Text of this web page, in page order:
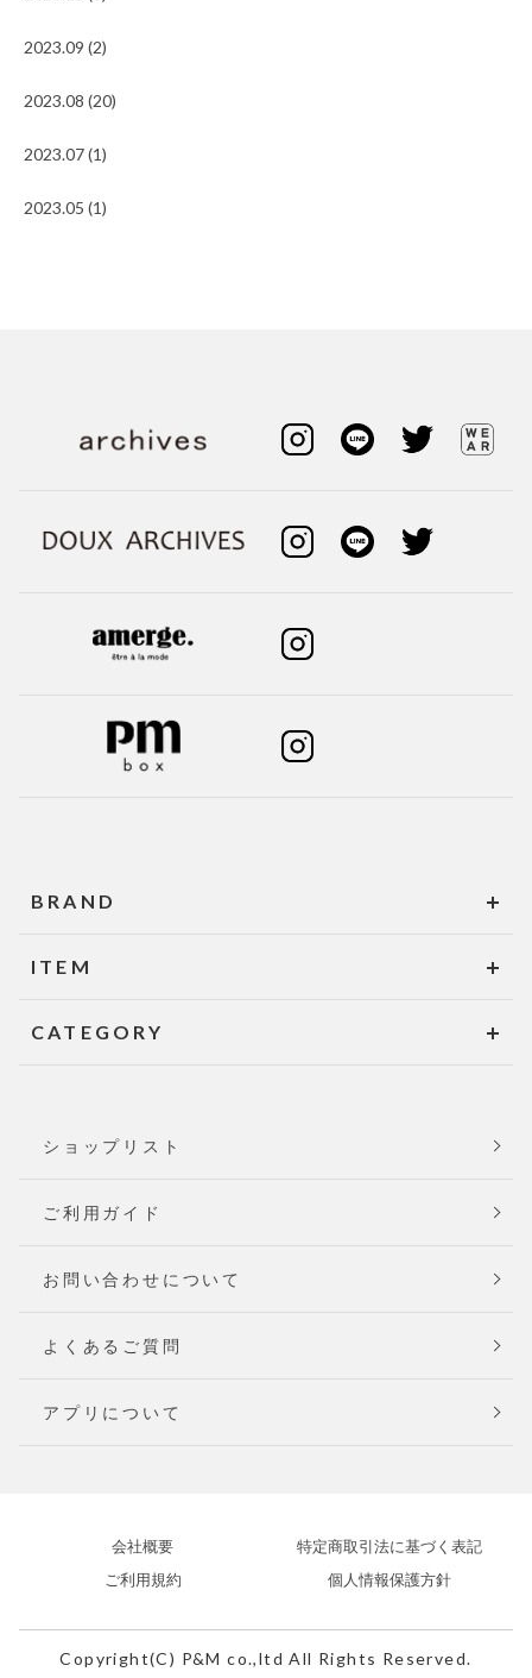
2023.09 (2)
2023.08 (20)
2023.07 (1)
2023.05 (1)
BRAND
ITEM
CATEGORY
ショップリスト
ご利用ガイド
お問い合わせについて
よくあるご質問
アプリについて
会社概要
特定商取引法に基づく表記
ご利用規約
個人情報保護方針
Copyright(C) P&M co.,ltd All Rights Reserved.